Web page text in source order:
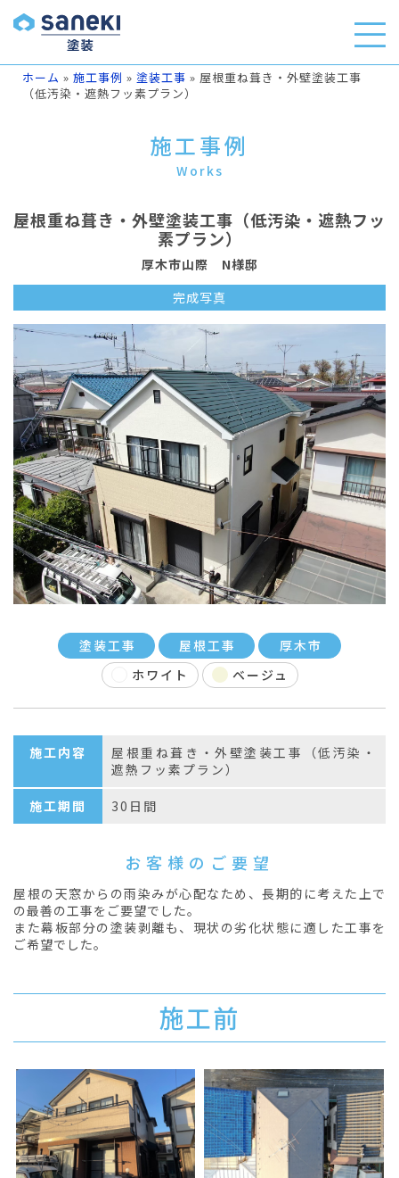
ホーム » 施工事例 » 塗装工事 » 屋根重ね葺き・外壁塗装工事
（低汚染・遮熱フッ素プラン）
施工事例
Works
屋根重ね葺き・外壁塗装工事（低汚染・遮熱フッ
素プラン）
厚木市山際 N様邸
完成写真
塗装工事 屋根工事
厚木市
ホワイト
ベージュ
施工内容
屋根重ね葺き・外壁塗装工事（低汚染・
遮熱フッ素プラン）
施工期間 30日間
お客様のご要望
屋根の天窓からの雨染みが心配なため、長期的に考えた上で
の最善の工事をご要望でした。
また幕板部分の塗装剥離も、現状の劣化状態に適した工事を
ご希望でした。
施工前